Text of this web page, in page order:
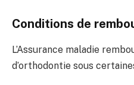
Conditions de
L’Assurance maladie
d’orthodontie sous